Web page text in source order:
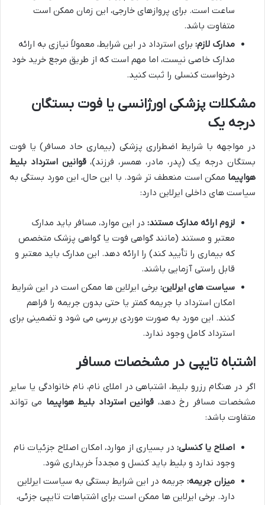
ساعت است. برای پروازهای خارجی، این زمان ممکن است
متفاوت باشد.
مدارک لازم: برای استرداد در این شرایط، معمولاً نیازی به ارائه
مدارک خاصی نیست، اما مهم است که از طریق مرجع خرید خود
درخواست کنسلی را ثبت کنید.
مشکلات پزشکی اورژانسی یا فوت بستگان
درجه یک
در مواجهه با شرایط اضطراری پزشکی (بیماری حاد مسافر) یا فوت
بستگان درجه یک (پدر، مادر، همسر، فرزند)،قوانین استرداد بلیط
هواپیما ممکن است منعطف تر شود. با این حال، این مورد بستگی به
سیاست های داخلی ایرلاین دارد:
لزوم ارائه مدارک مستند: در این موارد، مسافر باید مدارک
معتبر و مستند (مانند گواهی فوت یا گواهی پزشک متخصص
که بیماری را تأیید کند) را ارائه دهد. این مدارک باید معتبر و
قابل راستی آزمایی باشند.
سیاست های ایرلاین: برخی ایرلاین ها ممکن است در این شرایط
امکان استرداد با جریمه کمتر یا حتی بدون جریمه را فراهم
کنند. این مورد به صورت موردی بررسی می شود و تضمینی برای
استرداد کامل وجود ندارد.
اشتباه تایپی در مشخصات مسافر
اگر در هنگام رزرو بلیط، اشتباهی در املای نام، نام خانوادگی یا سایر
مشخصات مسافر رخ دهد، قوانین استرداد بلیط هواپیما می تواند
متفاوت باشد:
اصلاح یا کنسلی: در بسیاری از موارد، امکان اصلاح جزئیات نام
وجود ندارد و بلیط باید کنسل و مجدداً خریداری شود.
میزان جریمه: جریمه در این شرایط بستگی به سیاست ایرلاین
دارد. برخی ایرلاین ها ممکن است برای اشتباهات تایپی جزئی،